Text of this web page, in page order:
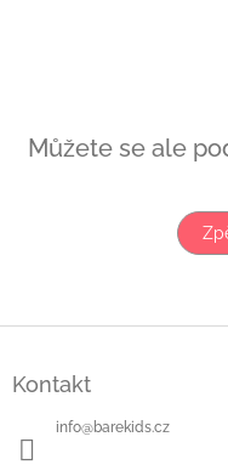
Můžete se ale
Kontakt
info@barekids.cz